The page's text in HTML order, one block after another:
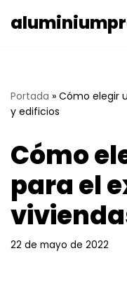
Portada » Cómo elegir
y edificios
Cómo
para el
22 de mayo de 2022